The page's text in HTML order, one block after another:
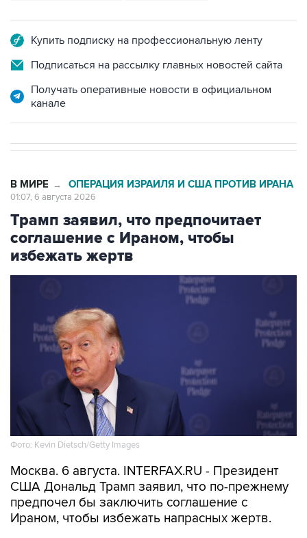
Купить подписку на профессиональную ленту
Подписаться на рассылку главных новостей сайта
Получать оперативные новости в официальном
канале
В МИРЕ → ОПЕРАЦИЯ ИЗРАИЛЯ И США ПРОТИВ ИРАНА
01:07, 6 августа 2026
Трамп заявил, что предпочитает
соглашение с Ираном, чтобы
избежать жертв
Фото: Kevin Dietsch/Getty Images
Москва. 6 августа. INTERFAX.RU - Президент
США Дональд Трамп заявил, что по-прежнему
предпочел бы заключить соглашение с
Ираном, чтобы избежать напрасных жертв.